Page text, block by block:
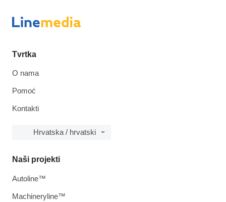
Tvrtka
O nama
Pomoć
Kontakti
Hrvatska / hrvatski
Naši projekti
Autoline™
Machineryline™